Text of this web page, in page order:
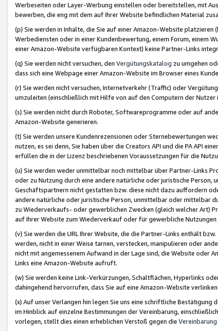
Werbeseiten oder Layer-Werbung einstellen oder bereitstellen, mit
bewerben, die eng mit dem auf Ihrer Website befindlichen Material
(p) Sie werden in Inhalte, die Sie auf einer Amazon-Website
Werbediensten oder in einer Kundenbewertung, einem Forum, einem
einer Amazon-Website verfügbaren Kontext) keine Partner-Links
(q) Sie werden nicht versuchen, den Vergütungskatalog zu umgehen
dass sich eine Webpage einer Amazon-Website im Browser eines
(r) Sie werden nicht versuchen, Internetverkehr (Traffic) oder
umzuleiten (einschließlich mit Hilfe von auf den Computern der
(s) Sie werden nicht durch Roboter, Softwareprogramme oder auf
Amazon-Website generieren.
(t) Sie werden unsere Kundenrezensionen oder Sternebewertungen
nutzen, es sei denn, Sie haben über die Creators API und die PA API
erfüllen die in der Lizenz beschriebenen Voraussetzungen für die
(u) Sie werden weder unmittelbar noch mittelbar über Partner-Links
oder zu Nutzung durch eine andere natürliche oder juristische
Geschäftspartnern nicht gestatten bzw. diese nicht dazu auffordern
andere natürliche oder juristische Person, unmittelbar oder mittelbar
zu Wiederverkaufs- oder gewerblichen Zwecken (gleich welcher Art)
auf Ihrer Website zum Wiederverkauf oder für gewerbliche
(v) Sie werden die URL Ihrer Website, die die Partner-Links enthält
werden, nicht in einer Weise tarnen, verstecken, manipulieren oder
nicht mit angemessenem Aufwand in der Lage sind, die Website oder
Links eine Amazon-Website aufruft.
(w) Sie werden keine Link-Verkürzungen, Schaltflächen, Hyperlinks
dahingehend hervorrufen, dass Sie auf eine Amazon-Website
(x) Auf unser Verlangen hin legen Sie uns eine schriftliche
im Hinblick auf einzelne Bestimmungen der Vereinbarung,
vorlegen, stellt dies einen erheblichen Verstoß gegen die Vereinbarung